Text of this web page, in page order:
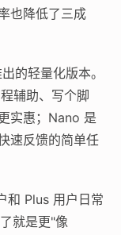
也降低了三成
的轻量化版本。
辅助、写个脚
实惠；Nano 是
速反馈的简单任
Plus 用户日常
就是更"像